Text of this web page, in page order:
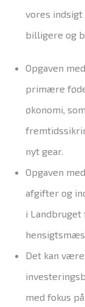
vores
billigere og
Opgaven
primære
økonomi,
nyt gear.
Opgaven
afgifter og
i Landbruget
Det kan
med fokus